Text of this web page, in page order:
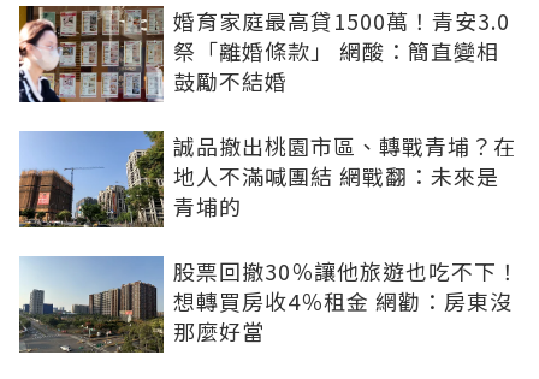
婚育家庭最高貸1500萬！青安3.0
祭「離婚條款」 網酸：簡直變相
鼓勵不結婚
誠品撤出桃園市區、轉戰青埔？在
地人不滿喊團結 網戰翻：未來是
青埔的
股票回撤30％讓他旅遊也吃不下！
想轉買房收4％租金 網勸：房東沒
那麼好當